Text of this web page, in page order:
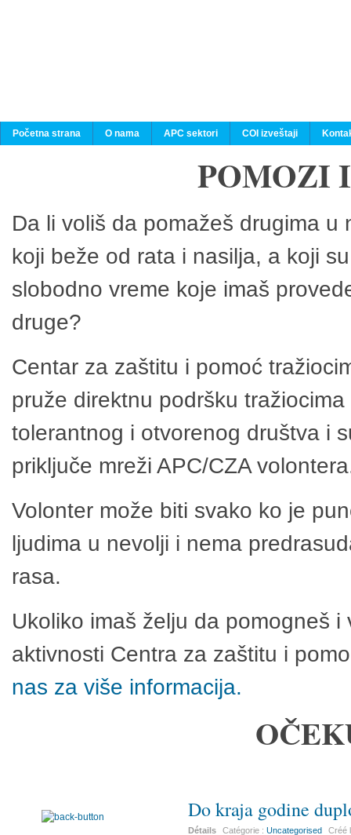
Početna strana O nama APC sektori COI izveštaji
POMOZI
Da li voliš da pomažeš drugima
koji beže od rata i nasilja, a koji
slobodno vreme koje imaš
druge?
Centar za zaštitu i pomoć
pruže direktnu podršku
tolerantnog i otvorenog društva i
priključe mreži APC/CZA
Volonter može biti svako ko je
ljudima u nevolji i nema
rasa.
Ukoliko imaš želju da pomogneš
aktivnosti Centra za zaštitu i
nas za više informacija.
Do kraja godine
Détails Catégorie :Uncategorised Créé